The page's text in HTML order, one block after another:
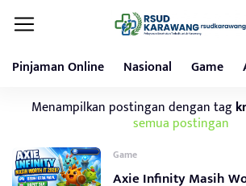
Pinjaman Online Nasional Game
Menampilkan postingan dengan tag
semua postingan
Game
Axie Infinity Masih